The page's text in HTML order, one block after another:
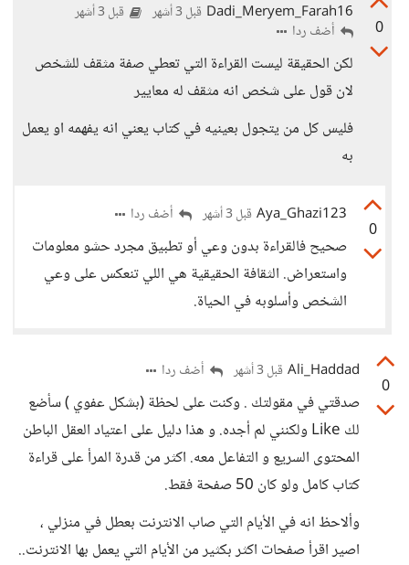
0
Dadi_Meryem_Farah16 قبل 3 أشهر قبل 3 أشهر
أضف ردا
لكن الحقيقة ليست القراءة التي تعطي صفة مثقف للشخص
لان قول على شخص انه مثقف له معايير
فليس كل من يتجول بعينيه في كتاب يعني انه يفهمه او يعمل
به
0
Aya_Ghazi123 قبل 3 أشهر أضف ردا
صحيح فالقراءة بدون وعي أو تطبيق مجرد حشو معلومات
واستعراض. الثقافة الحقيقية هي اللي تنعكس على وعي
الشخص وأسلوبه في الحياة.
0
Ali_Haddad قبل 3 أشهر أضف ردا
صدقتي في مقولتك . وكنت على لحظة (بشكل عفوي ) سأضع
لك Like ولكنني لم أجده. و هذا دليل على اعتياد العقل الباطن
المحتوى السريع و التفاعل معه. اكثر من قدرة المرأ على قراءة
كتاب كامل ولو كان 50 صفحة فقط.
وألاحظ انه في الأيام التي صاب الانترنت بعطل في منزلي ،
اصير اقرأ صفحات اكثر بكثير من الأيام التي يعمل بها الانترنت..